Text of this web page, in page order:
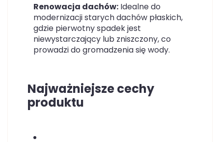
Renowacja dachów: Idealne do
modernizacji starych dachów płaskich,
gdzie pierwotny spadek jest
niewystarczający lub zniszczony, co
prowadzi do gromadzenia się wody.
Najważniejsze cechy
produktu